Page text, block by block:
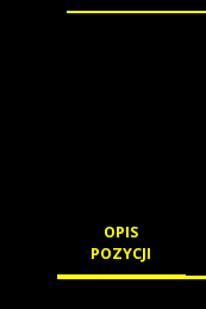
OPIS
POZYCJI